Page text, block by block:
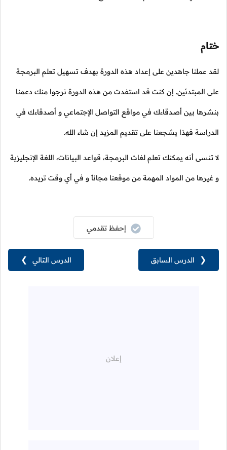
ختام
لقد عملنا جاهدين على إعداد هذه الدورة بهدف تسهيل تعلم البرمجة
على المبتدئين. إن كنت قد استفدت من هذه الدورة نرجوا منك دعمنا
بنشرها بين أصدقاءك في مواقع التواصل الإجتماعي و أصدقاءك في
الدراسة فهذا يشجعنا على تقديم المزيد إن شاء الله.
لا تنسى أنه يمكنك تعلم لغات البرمجة، قواعد البيانات، اللغة الإنجليزية
و غيرها من المواد المهمة من موقعنا مجاناً و في أي وقت تريده.
الدرس التالي ❯
إحفظ تقدمي
❮ الدرس السابق